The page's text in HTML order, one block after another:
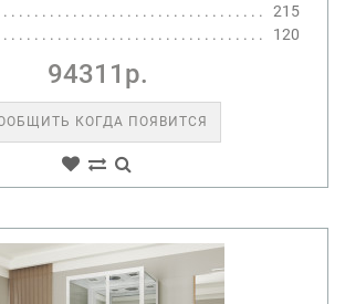
215
120
94311р.
КОГДА ПОЯВИТСЯ